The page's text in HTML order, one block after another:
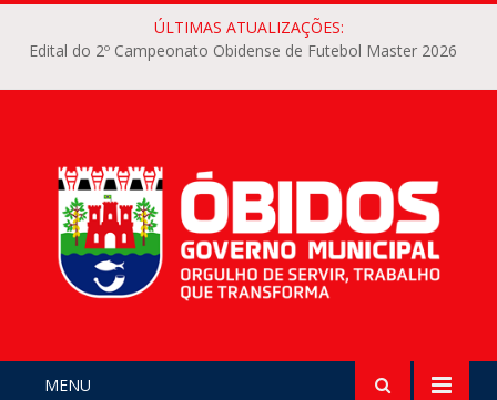
ÚLTIMAS ATUALIZAÇÕES:
Edital do 2º Campeonato Obidense de Futebol Master 2026
MENU